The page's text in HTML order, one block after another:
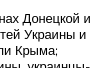
Донецкой и
Украины и
Крыма;